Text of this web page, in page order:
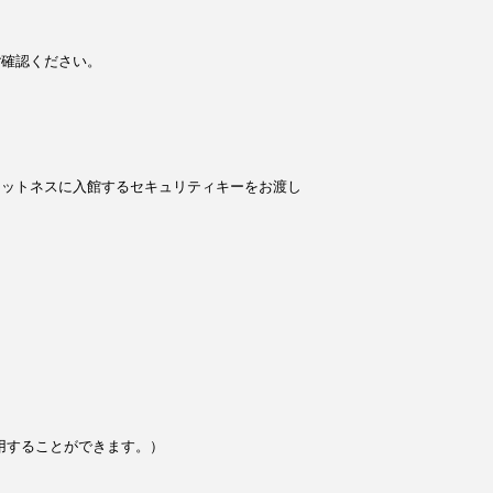
認ください。
トネスに入館するセキュリティキーをお渡し
ることができます。）